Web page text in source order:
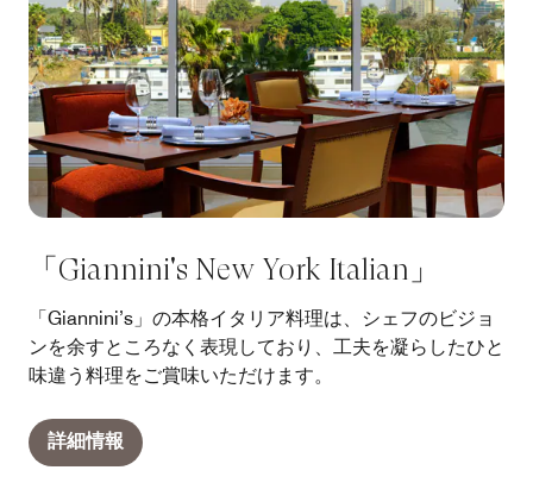
「Giannini's New York Italian」
「Giannini’s」の本格イタリア料理は、シェフのビジョ
ンを余すところなく表現しており、工夫を凝らしたひと
味違う料理をご賞味いただけます。
詳細情報